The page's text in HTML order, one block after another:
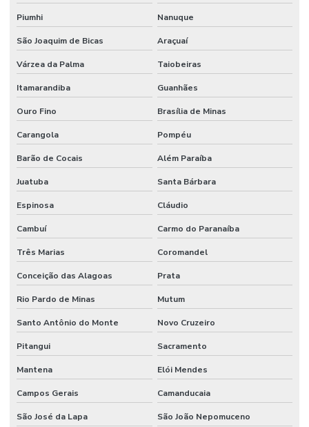
Piumhi Nanuque
São Joaquim de Bicas Araçuaí
Várzea da Palma Taiobeiras
Itamarandiba Guanhães
Ouro Fino Brasília de Minas
Carangola Pompéu
Barão de Cocais Além Paraíba
Juatuba Santa Bárbara
Espinosa Cláudio
Cambuí Carmo do Paranaíba
Três Marias Coromandel
Conceição das Alagoas Prata
Rio Pardo de Minas Mutum
Santo Antônio do Monte Novo Cruzeiro
Pitangui Sacramento
Mantena Elói Mendes
Campos Gerais Camanducaia
São José da Lapa São João Nepomuceno